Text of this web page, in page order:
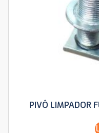
PIVÔ LIMPADOR